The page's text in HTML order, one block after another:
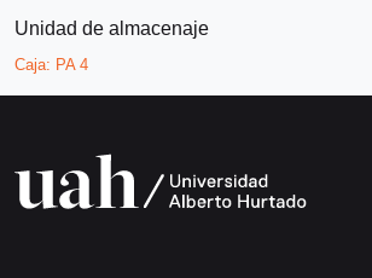
Unidad de almacenaje
Caja: PA 4